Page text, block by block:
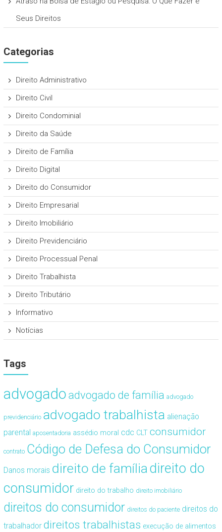
Seus Direitos
Categorias
Direito Administrativo
Direito Civil
Direito Condominial
Direito da Saúde
Direito de Família
Direito Digital
Direito do Consumidor
Direito Empresarial
Direito Imobiliário
Direito Previdenciário
Direito Processual Penal
Direito Trabalhista
Direito Tributário
Informativo
Notícias
Tags
advogado advogado de família advogado
previdenciário advogado trabalhista alienação
parental aposentadoria assédio moral cdc CLT consumidor
contrato Código de Defesa do Consumidor
Danos morais direito de famíliadireito do
consumidor direito do trabalho direito imobiliário
direitos do consumidor direitos do paciente direitos do
trabalhador direitos trabalhistas execução de alimentos